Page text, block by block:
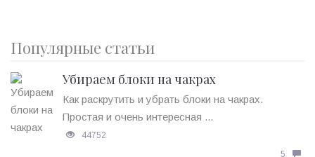
Популярные статьи
Убираем блоки на чакрах
Как раскрутить и убрать блоки на чакрах.
Простая и очень интересная ...
44752
5